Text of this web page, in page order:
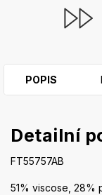
POPIS
Detailní
FT55757AB
51% viscose, 28%